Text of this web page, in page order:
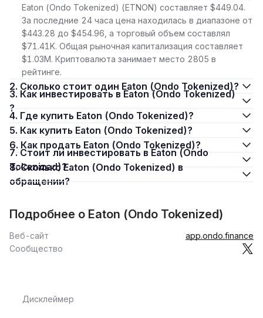
Eaton (Ondo Tokenized) (ETNON) составляет $449.04.
За последние 24 часа цена находилась в диапазоне от
$443.28 до $454.96, а торговый объем составлял
$71.41K. Общая рыночная капитализация составляет
$1.03M. Криптовалюта занимает место 2805 в
рейтинге.
2. Сколько стоит один Eaton (Ondo Tokenized)?
3. Как инвестировать в Eaton (Ondo Tokenized)
?
4. Где купить Eaton (Ondo Tokenized)?
5. Как купить Eaton (Ondo Tokenized)?
6. Как продать Eaton (Ondo Tokenized)?
7. Стоит ли инвестировать в Eaton (Ondo
Tokenized)?
8. Сколько Eaton (Ondo Tokenized) в
обращении?
Подробнее о Eaton (Ondo Tokenized)
Веб-сайт
app.ondo.finance
Сообщество
Дисклеймер